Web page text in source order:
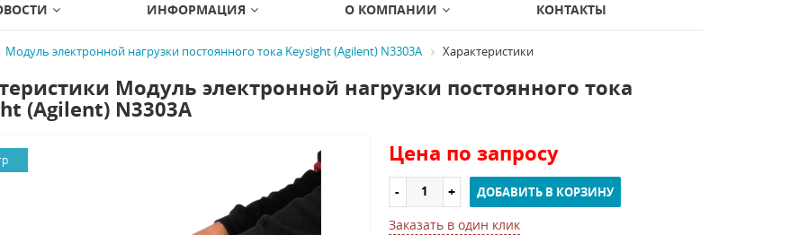
ИНФОРМАЦИЯ О КОМПАНИИ КОНТАКТЫ
Модуль электронной нагрузки постоянного тока Keysight (Agilent) N3303A Характеристики
Модуль электронной нагрузки постоянного тока
(Agilent) N3303A
Цена по запросу
ДОБАВИТЬ В КОРЗИНУ
Заказать в один клик